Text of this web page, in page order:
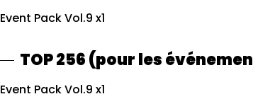
Event Pack Vol.9 x1
TOP 256 (pour les
Event Pack Vol.9 x1